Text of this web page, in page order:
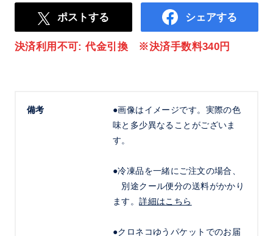
ポストする シェアする
決済利用不可: 代金引換 ※決済手数料340円
備考
●画像はイメージです。実際の色
味と多少異なることがございま
す。
●冷凍品を一緒にご注文の場合、
別途クール便分の送料がかかり
ます。詳細はこちら
●クロネコゆうパケットでのお届